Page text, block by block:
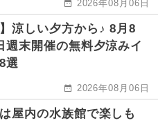
2026年08月06日
】涼しい夕方から♪ 8月8
週末開催の無料夕涼みイ
選
2026年08月06日
屋内の水族館で楽しも